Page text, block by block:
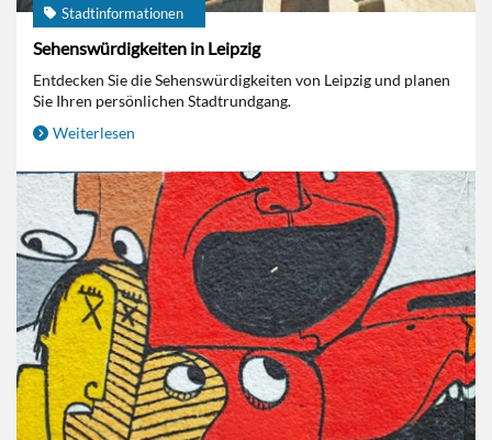
Stadtinformationen
Sehenswürdigkeiten in Leipzig
Entdecken Sie die Sehenswürdigkeiten von Leipzig und planen
Sie Ihren persönlichen Stadtrundgang.
Weiterlesen